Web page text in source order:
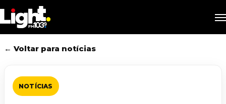
to
main
content
← Voltar para notícias
NOTÍCIAS